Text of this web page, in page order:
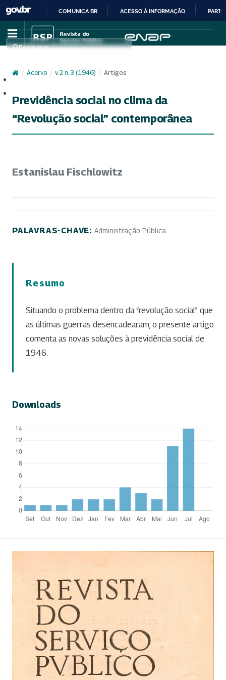
IR
PARA
CONTEÚDO
COMUNICA BR ACESSO À INFORMAÇÃO
Pesquisar
/ Acervo / v. 2 n. 3 (1946) / Artigos
Previdência social no clima da
“Revolução social” contemporânea
Estanislau Fischlowitz
PALAVRAS-CHAVE: Administração Pública
Resumo
Situando o problema dentro da “revolução social” que
as últimas guerras desencadearam, o presente artigo
comenta as novas soluções à previdência social de
1946.
Downloads